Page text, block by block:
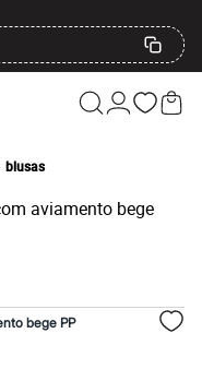
blusas
bege PP